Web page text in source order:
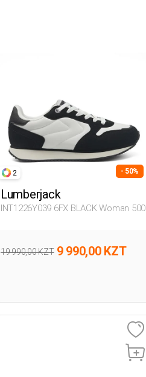
2 - 50%
Lumberjack
INT1226Y039 6FX BLACK Woman 500
19 990,00 KZT 9 990,00 KZT